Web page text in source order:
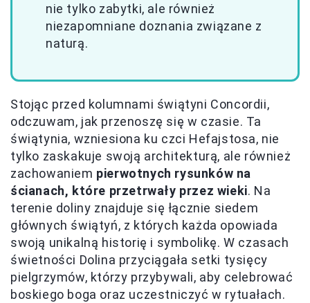
nie tylko zabytki, ale również
niezapomniane doznania związane z
naturą.
Stojąc przed kolumnami świątyni Concordii,
odczuwam, jak przenoszę się w czasie. Ta
świątynia, wzniesiona ku czci Hefajstosa, nie
tylko zaskakuje swoją architekturą, ale również
zachowaniem pierwotnych rysunków na
ścianach, które przetrwały przez wieki. Na
terenie doliny znajduje się łącznie siedem
głównych świątyń, z których każda opowiada
swoją unikalną historię i symbolikę. W czasach
świetności Dolina przyciągała setki tysięcy
pielgrzymów, którzy przybywali, aby celebrować
boskiego boga oraz uczestniczyć w rytuałach.